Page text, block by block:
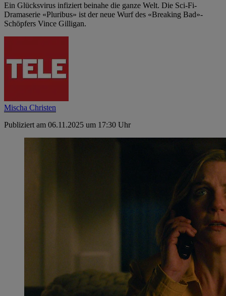
Ein Glücksvirus infiziert beinahe die ganze Welt. Die Sci-Fi-
Dramaserie «Pluribus» ist der neue Wurf des «Breaking Bad»-
Schöpfers Vince Gilligan.
Mischa Christen
Publiziert am 06.11.2025 um 17:30 Uhr